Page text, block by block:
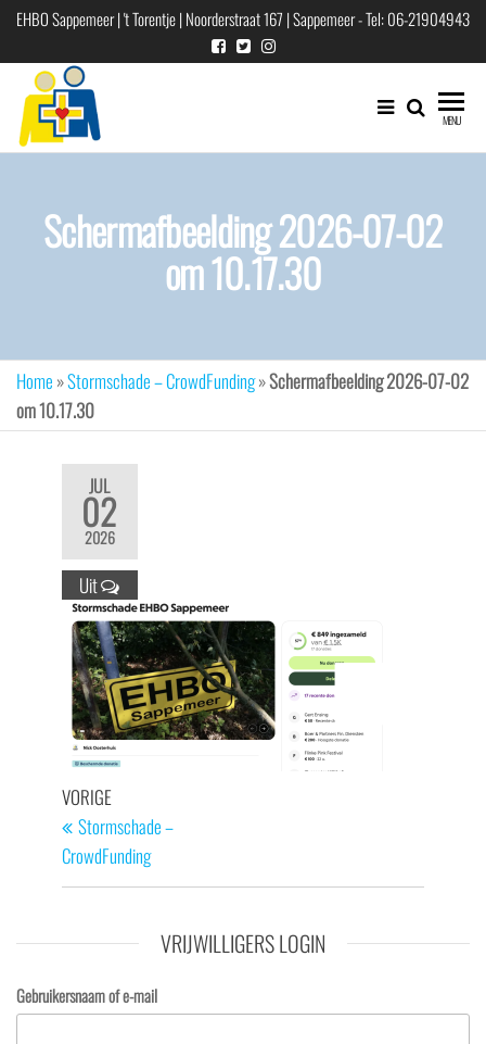
de
inhoud
EHBO Sappemeer | 't Torentje | Noorderstraat 167 | Sappemeer - Tel: 06-21904943
"Sappemeer"
Sappemeer
MENU
Scherm­afbeelding 2026-07-02
om 10.17.30
Home »Stormschade – CrowdFunding»Scherm­afbeelding 2026-07-02
om 10.17.30
JUL
02
2026
Uit
Bericht
navigatie
Vorig
bericht
VORIGE
Stormschade –
CrowdFunding
VRIJWILLIGERS LOGIN
Gebruikersnaam of e-mail